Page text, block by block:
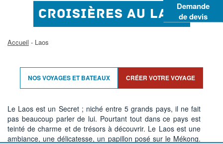
CROISIÈRES AU LAOS
Accueil - Laos
NOS VOYAGES ET BATEAUX CRÉER VOTRE VOYAGE
Le Laos est un Secret ; niché entre 5 grands pays, il ne fait
pas beaucoup parler de lui. Pourtant tout dans ce pays est
teinté de charme et de trésors à découvrir. Le Laos est une
ambiance, une délicatesse, un papillon posé sur le Mékong.
Demande
de devis